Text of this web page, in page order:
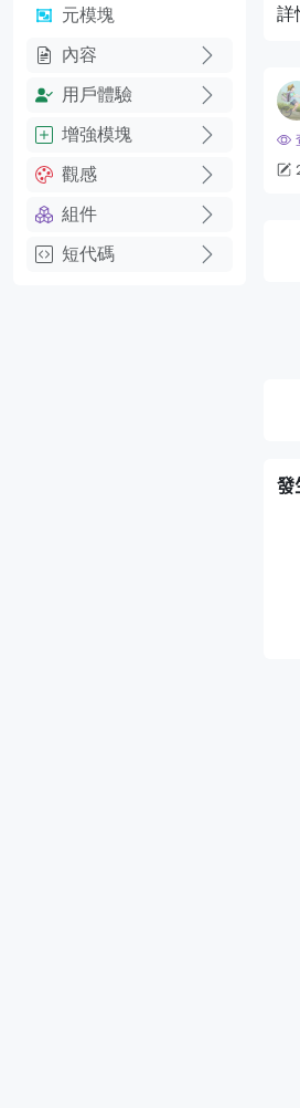
元模塊
內容
用戶體驗
增強模塊
觀感
組件
短代碼
詳